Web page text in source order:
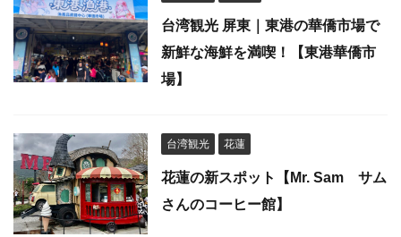
台湾観光 屏東｜東港の華僑市場で
新鮮な海鮮を満喫！【東港華僑市
場】
台湾観光 花蓮
花蓮の新スポット【Mr. Sam サム
さんのコーヒー館】